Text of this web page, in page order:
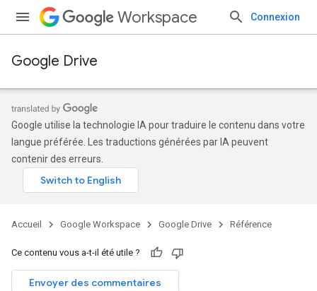
Workspace Connexion
Google Drive
Google utilise la technologie IA pour traduire le contenu dans votre
langue préférée. Les traductions générées par IA peuvent
contenir des erreurs.
Accueil Google Workspace Google Drive Référence
Ce contenu vous a-t-il été utile ?
Envoyer des commentaires